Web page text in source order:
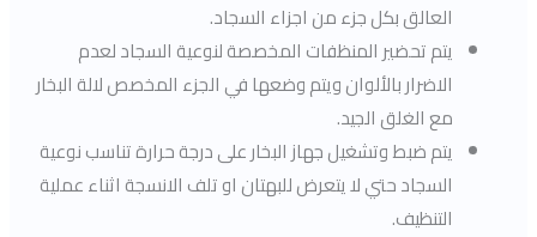
العالق بكل جزء من اجزاء السجاد.
يتم تحضير المنظفات المخصصة لنوعية السجاد لعدم
الاضرار بالألوان ويتم وضعها في الجزء المخصص لالة البخار
مع الغلق الجيد.
يتم ضبط وتشغيل جهاز البخار على درجة حرارة تناسب نوعية
السجاد حتي لا يتعرض للبهتان او تلف الانسجة اثناء عملية
التنظيف.